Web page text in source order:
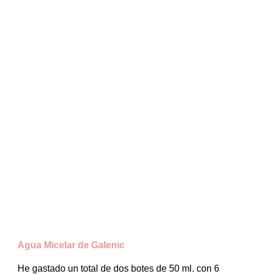
Agua Micelar de Galenic
He gastado un total de dos botes de 50 ml. con 6